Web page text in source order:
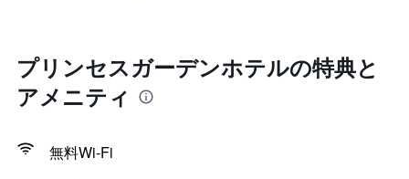
プリンセスガーデンホテルの特典と
アメニティ
無料Wi-Fi